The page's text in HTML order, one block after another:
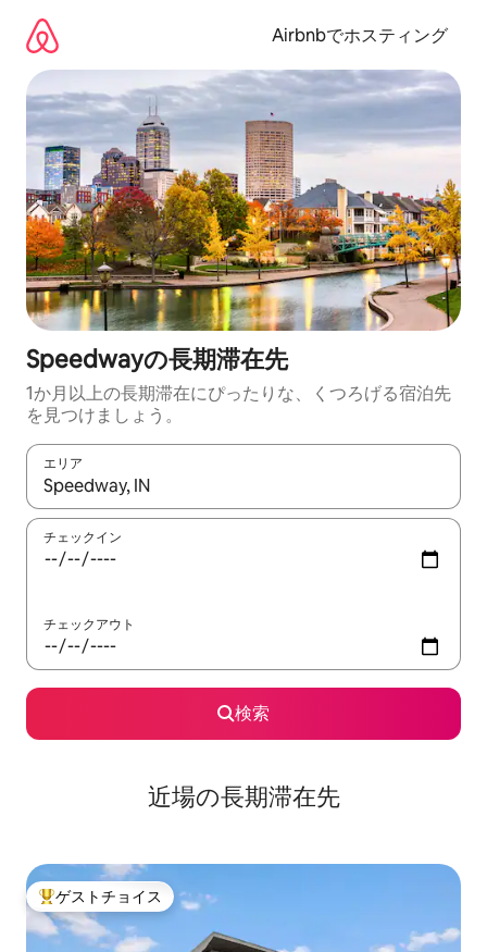
Airbnbでホスティング
Speedwayの長期滞在先
1か月以上の長期滞在にぴったりな、くつろげる宿泊先
を見つけましょう。
エリア
検索結果が表示されたら、上下の矢印キーを使って移動するか
チェックイン
チェックアウト
検索
近場の長期滞在先
大好評のゲストチョイスです。
ゲストチョイス